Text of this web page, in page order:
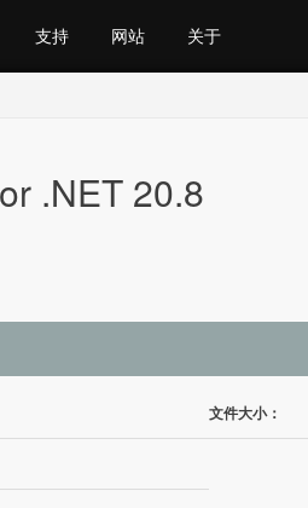
支持 网站 关于
.NET 20.8
文件大小：